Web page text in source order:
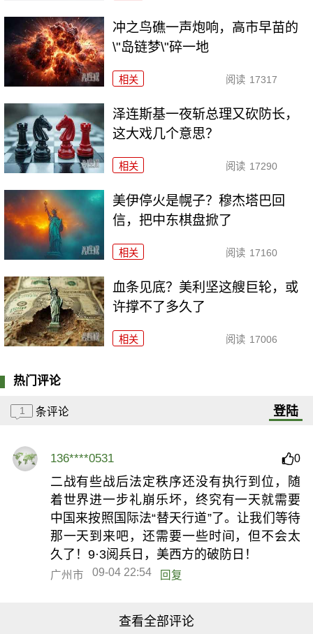
冲之鸟礁一声炮响，高市早苗的
\"岛链梦\"碎一地
相关 阅读 17317
泽连斯基一夜斩总理又砍防长，
这大戏几个意思？
相关 阅读 17290
美伊停火是幌子？穆杰塔巴回
信，把中东棋盘掀了
相关 阅读 17160
血条见底？美利坚这艘巨轮，或
许撑不了多久了
相关 阅读 17006
热门评论
1 条评论 登陆
136****0531 0
二战有些战后法定秩序还没有执行到位，随
着世界进一步礼崩乐坏，终究有一天就需要
中国来按照国际法“替天行道”了。让我们等待
那一天到来吧，还需要一些时间，但不会太
久了！9·3阅兵日，美西方的破防日！
广州市 09-04 22:54 回复
查看全部评论